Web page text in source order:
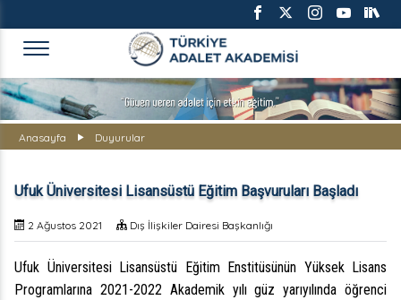
TÜRKİYE ADALET AKADEMİSİ
Anasayfa Duyurular
Ufuk Üniversitesi Lisansüstü Eğitim Başvuruları Başladı
2 Ağustos 2021 Dış İlişkiler Dairesi Başkanlığı
Ufuk Üniversitesi Lisansüstü Eğitim Enstitüsünün Yüksek Lisans
Programlarına 2021-2022 Akademik yılı güz yarıyılında öğrenci